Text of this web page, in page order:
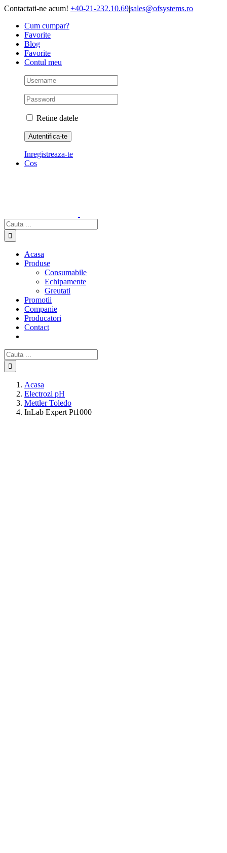
Skip
content
Contactati-ne acum! +40-21-232.10.69|sales@ofsystems.ro
Cum cumpar?
Favorite
Blog
Favorite
Contul meu
Retine datele
Inregistreaza-te
Cos
Cautare...
Acasa
Produse
Consumabile
Echipamente
Greutati
Promotii
Companie
Producatori
Contact
Cautare...
Acasa
Electrozi pH
Mettler Toledo
InLab Expert Pt1000